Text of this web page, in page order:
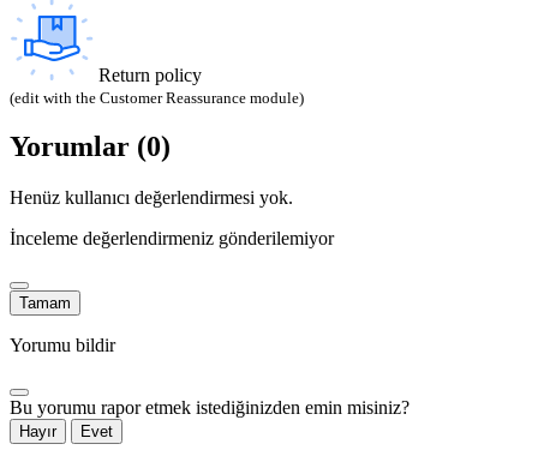
Return policy
(edit with the Customer Reassurance module)
Yorumlar (0)
Henüz kullanıcı değerlendirmesi yok.
İnceleme değerlendirmeniz gönderilemiyor
Tamam
Yorumu bildir
Bu yorumu rapor etmek istediğinizden emin misiniz?
Hayır Evet